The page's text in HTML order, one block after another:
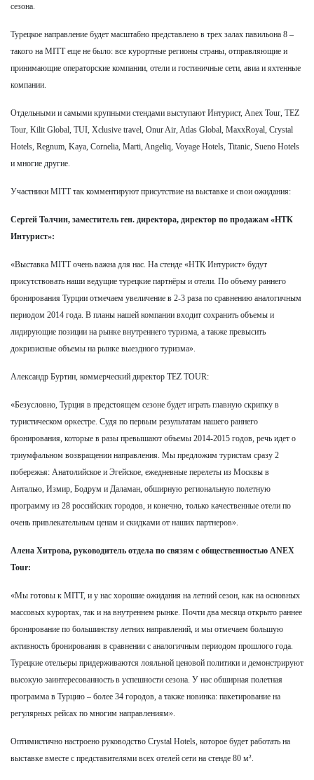
сезона.
Турецкое направление будет масштабно представлено в трех залах павильона 8 –
такого на MITT еще не было: все курортные регионы страны, отправляющие и
принимающие операторские компании, отели и гостиничные сети, авиа и яхтенные
компании.
Отдельными и самыми крупными стендами выступают Интурист, Anex Tour, TEZ
Tour, Kilit Global, TUI, Xclusive travel, Onur Air, Atlas Global, MaxxRoyal, Crystal
Hotels, Regnum, Kaya, Cornelia, Marti, Angeliq, Voyage Hotels, Titanic, Sueno Hotels
и многие другие.
Участники MITT так комментируют присутствие на выставке и свои ожидания:
Сергей Толчин, заместитель ген. директора, директор по продажам «НТК
Интурист»:
«Выставка MITT очень важна для нас. На стенде «НТК Интурист» будут
присутствовать наши ведущие турецкие партнёры и отели. По объему раннего
бронирования Турции отмечаем увеличение в 2-3 раза по сравнению аналогичным
периодом 2014 года. В планы нашей компании входит сохранить объемы и
лидирующие позиции на рынке внутреннего туризма, а также превысить
докризисные объемы на рынке выездного туризма».
Александр Буртин, коммерческий директор TEZ TOUR:
«Безусловно, Турция в предстоящем сезоне будет играть главную скрипку в
туристическом оркестре. Судя по первым результатам нашего раннего
бронирования, которые в разы превышают объемы 2014-2015 годов, речь идет о
триумфальном возвращении направления. Мы предложим туристам сразу 2
побережья: Анатолийское и Эгейское, ежедневные перелеты из Москвы в
Анталью, Измир, Бодрум и Даламан, обширную региональную полетную
программу из 28 российских городов, и конечно, только качественные отели по
очень привлекательным ценам и скидками от наших партнеров».
Алена Хитрова, руководитель отдела по связям с общественностью ANEX
Tour:
«Мы готовы к MITT, и у нас хорошие ожидания на летний сезон, как на основных
массовых курортах, так и на внутреннем рынке. Почти два месяца открыто раннее
бронирование по большинству летних направлений, и мы отмечаем большую
активность бронирования в сравнении с аналогичным периодом прошлого года.
Турецкие отельеры придерживаются лояльной ценовой политики и демонстрируют
высокую заинтересованность в успешности сезона. У нас обширная полетная
программа в Турцию – более 34 городов, а также новинка: пакетирование на
регулярных рейсах по многим направлениям».
Оптимистично настроено руководство Crystal Hotels, которое будет работать на
выставке вместе с представителями всех отелей сети на стенде 80 м².